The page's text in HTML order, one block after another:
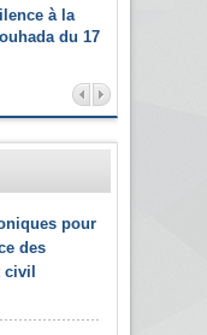
à la
du 17
pour
des